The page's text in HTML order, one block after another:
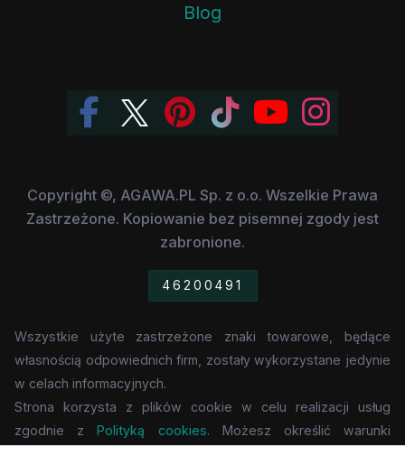
Blog
Copyright ©, AGAWA.PL Sp. z o.o. Wszelkie Prawa
Zastrzeżone. Kopiowanie bez pisemnej zgody jest
zabronione.
46200491
Wszystkie użyte zastrzeżone znaki towarowe, będące
własnością odpowiednich firm, zostały wykorzystane jedynie
w celach informacyjnych.
Strona korzysta z plików cookie w celu realizacji usług
zgodnie zPolityką cookies. Możesz określić warunki